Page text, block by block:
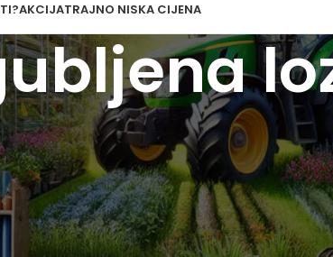
AKCIJATRAJNO NISKA CIJENA